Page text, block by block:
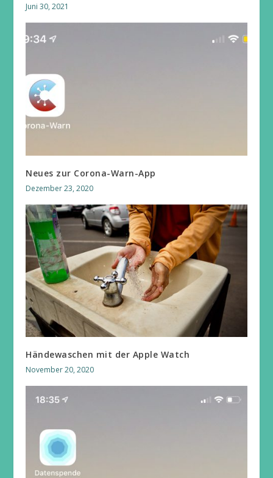
Juni 30, 2021
Neues zur Corona-Warn-App
Dezember 23, 2020
Händewaschen mit der Apple Watch
November 20, 2020